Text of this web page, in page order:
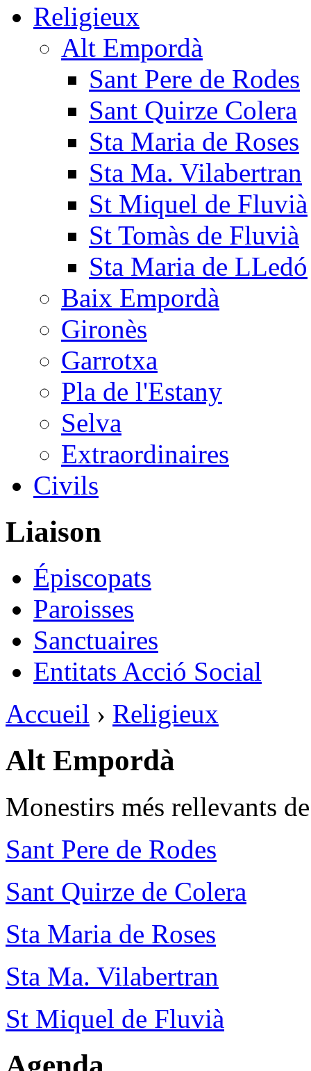
Religieux
Alt Empordà
Sant Pere de Rodes
Sant Quirze Colera
Sta Maria de Roses
Sta Ma. Vilabertran
St Miquel de Fluvià
St Tomàs de Fluvià
Sta Maria de LLedó
Baix Empordà
Gironès
Garrotxa
Pla de l'Estany
Selva
Extraordinaires
Civils
Liaison
Épiscopats
Paroisses
Sanctuaires
Entitats Acció Social
Accueil › Religieux
Alt Empordà
Monestirs més rellevants
Sant Pere de Rodes
Sant Quirze de Colera
Sta Maria de Roses
Sta Ma. Vilabertran
St Miquel de Fluvià